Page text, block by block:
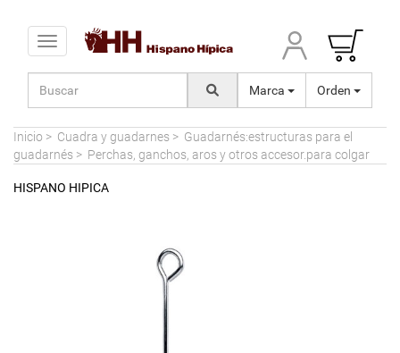
Toggle navigation
Marca Orden
Inicio > Cuadra y guadarnes > Guadarnés:estructuras para el
guadarnés > Perchas, ganchos, aros y otros accesor.para colgar
HISPANO HIPICA